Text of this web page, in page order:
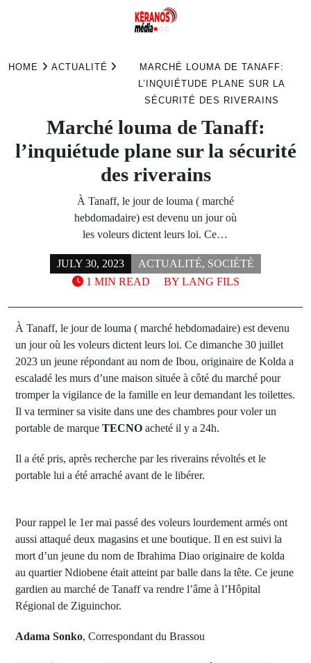
HOME ACTUALITÉ
MARCHÉ LOUMA DE TANAFF:
L’INQUIÉTUDE PLANE SUR LA
SÉCURITÉ DES RIVERAINS
Marché louma de Tanaff:
l’inquiétude plane sur la sécurité
des riverains
À Tanaff, le jour de louma ( marché
hebdomadaire) est devenu un jour où
les voleurs dictent leurs loi. Ce…
JULY 30, 2023 ACTUALITÉ, SOCIÉTÉ
BY LANG FILS
1 MIN READ
À Tanaff, le jour de louma ( marché hebdomadaire) est devenu
un jour où les voleurs dictent leurs loi. Ce dimanche 30 juillet
2023 un jeune répondant au nom de Ibou, originaire de Kolda a
escaladé les murs d’une maison située à côté du marché pour
tromper la vigilance de la famille en leur demandant les toilettes.
Il va terminer sa visite dans une des chambres pour voler un
portable de marque TECNO acheté il y a 24h.
Il a été pris, après recherche par les riverains révoltés et le
portable lui a été arraché avant de le libérer.
Pour rappel le 1er mai passé des voleurs lourdement armés ont
aussi attaqué deux magasins et une boutique. Il en est suivi la
mort d’un jeune du nom de Ibrahima Diao originaire de kolda
au quartier Ndiobene était atteint par balle dans la tête. Ce jeune
gardien au marché de Tanaff va rendre l’âme à l’Hôpital
Régional de Ziguinchor.
Adama Sonko, Correspondant du Brassou